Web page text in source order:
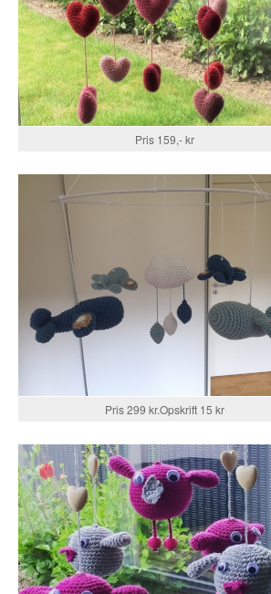
Pris 159,- kr
Pris 299 kr.Opskrift 15 kr